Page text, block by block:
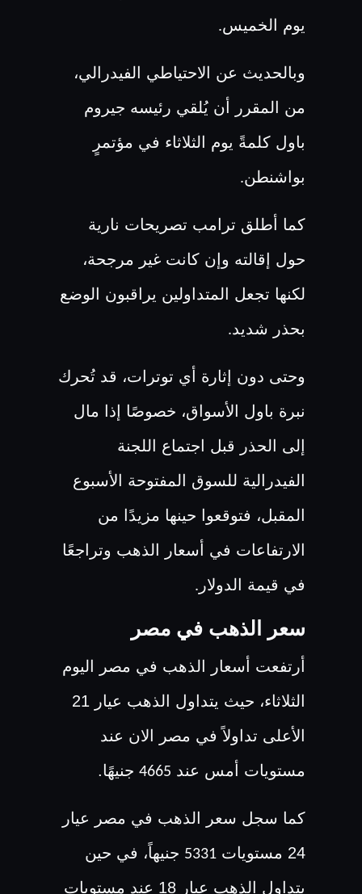
يوم الخميس.
وبالحديث عن الاحتياطي الفيدرالي،
من المقرر أن يُلقي رئيسه جيروم
باول كلمةً يوم الثلاثاء في مؤتمرٍ
بواشنطن.
كما أطلق ترامب تصريحات نارية
حول إقالته وإن كانت غير مرجحة،
لكنها تجعل المتداولين يراقبون الوضع
بحذر شديد.
وحتى دون إثارة أي توترات، قد تُحرك
نبرة باول الأسواق، خصوصًا إذا مال
إلى الحذر قبل اجتماع اللجنة
الفيدرالية للسوق المفتوحة الأسبوع
المقبل، فتوقعوا حينها مزيدًا من
الارتفاعات في أسعار الذهب وتراجعًا
في قيمة الدولار .
سعر الذهب في مصر
أرتفعت أسعار الذهب في مصر اليوم
الثلاثاء، حيث يتداول الذهب عيار 21
الأعلى تداولاً في مصر الان عند
مستويات أمس عند 4665 جنيهًا.
كما سجل سعر الذهب في مصر عيار
24 مستويات
5331 جنيهاً، في حين
يتداول الذهب عيار 18 عند مستويات